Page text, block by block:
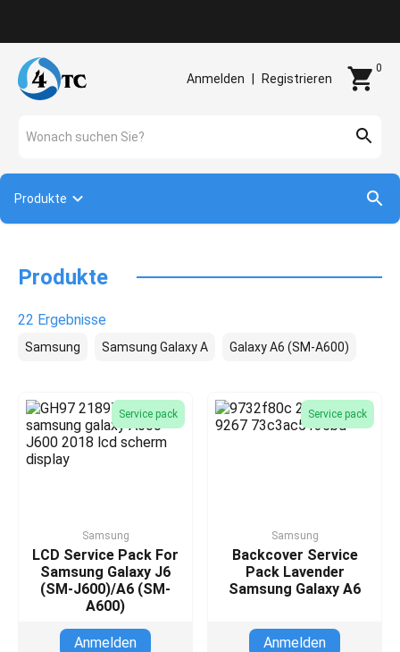
Anmelden Registrieren
0
Wonach suchen Sie?
Produkte
Produkte
22 Ergebnisse
Samsung Samsung Galaxy A Galaxy A6 (SM-A600)
Service pack
Samsung
LCD Service Pack For
Samsung Galaxy J6
(SM-J600)/A6 (SM-
A600)
Anmelden
Service pack
Samsung
Backcover Service
Pack Lavender
Samsung Galaxy A6
Anmelden